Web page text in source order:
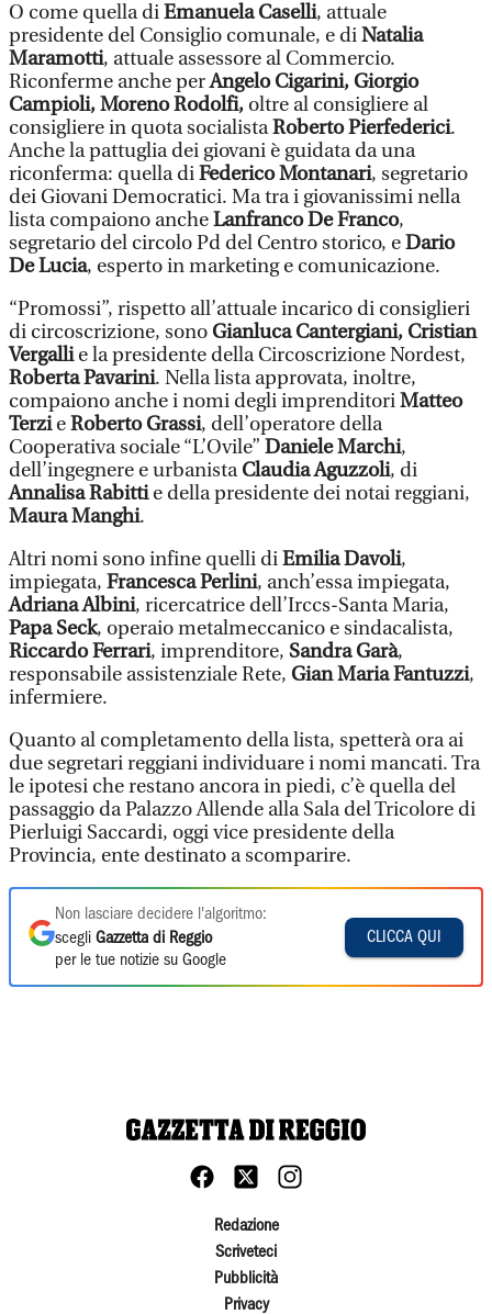
O come quella diEmanuela Caselli, attuale
presidente del Consiglio comunale, e diNatalia
Maramotti, attuale assessore al Commercio.
Riconferme anche perAngelo Cigarini, Giorgio
Campioli, Moreno Rodolfi, oltre al consigliere al
consigliere in quota socialistaRoberto Pierfederici.
Anche la pattuglia dei giovani è guidata da una
riconferma: quella diFederico Montanari, segretario
dei Giovani Democratici. Ma tra i giovanissimi nella
lista compaiono ancheLanfranco De Franco,
segretario del circolo Pd del Centro storico, eDario
De Lucia, esperto in marketing e comunicazione.
“Promossi”, rispetto all’attuale incarico di consiglieri
di circoscrizione, sonoGianluca Cantergiani, Cristian
Vergallie la presidente della Circoscrizione Nordest,
Roberta Pavarini. Nella lista approvata, inoltre,
compaiono anche i nomi degli imprenditoriMatteo
TerzieRoberto Grassi, dell’operatore della
Cooperativa sociale “L’Ovile” Daniele Marchi,
dell’ingegnere e urbanistaClaudia Aguzzoli, di
Annalisa Rabittie della presidente dei notai reggiani,
Maura Manghi.
Altri nomi sono infine quelli diEmilia Davoli,
impiegata, Francesca Perlini, anch’essa impiegata,
Adriana Albini, ricercatrice dell’Irccs-Santa Maria,
Papa Seck, operaio metalmeccanico e sindacalista,
Riccardo Ferrari, imprenditore, Sandra Garà,
responsabile assistenziale Rete, Gian Maria Fantuzzi,
infermiere.
Quanto al completamento della lista, spetterà ora ai
due segretari reggiani individuare i nomi mancati. Tra
le ipotesi che restano ancora in piedi, c’è quella del
passaggio da Palazzo Allende alla Sala del Tricolore di
Pierluigi Saccardi, oggi vice presidente della
Provincia, ente destinato a scomparire.
Non lasciare decidere l'algoritmo:
scegli Gazzetta di Reggio
per le tue notizie su Google
CLICCA QUI
Redazione
Scriveteci
Pubblicità
Privacy